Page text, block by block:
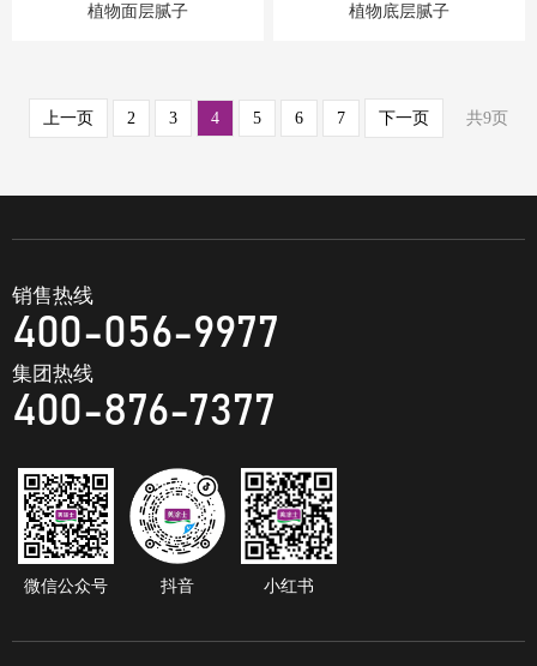
植物面层腻子 植物底层腻子
上一页 2 3 4 5 6 7 下一页 共9页
销售热线
400-056-9977
集团热线
400-876-7377
微信公众号 抖音 小红书